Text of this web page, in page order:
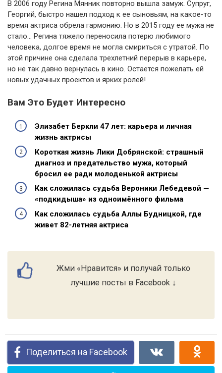
В 2006 году Регина Мянник повторно вышла замуж. Супруг,
Георгий, быстро нашел подход к ее сыновьям, на какое-то
время актриса обрела гармонию. Но в 2015 году ее мужа не
стало… Регина тяжело переносила потерю любимого
человека, долгое время не могла смириться с утратой. По
этой причине она сделала трехлетний перерыв в карьере,
но не так давно вернулась в кино. Остается пожелать ей
новых удачных проектов и ярких ролей!
Вам Это Будет Интересно
Элизабет Беркли 47 лет: карьера и личная
жизнь актрисы
Короткая жизнь Лики Добрянской: страшный
диагноз и предательство мужа, который
бросил ее ради молоденькой актрисы
Как сложилась судьба Вероники Лебедевой —
«подкидыша» из одноимённого фильма
Как сложилась судьба Аллы Будницкой, где
живет 82-летняя актриса
Жми «Нравится» и получай только
лучшие посты в Facebook ↓
Поделиться на Facebook